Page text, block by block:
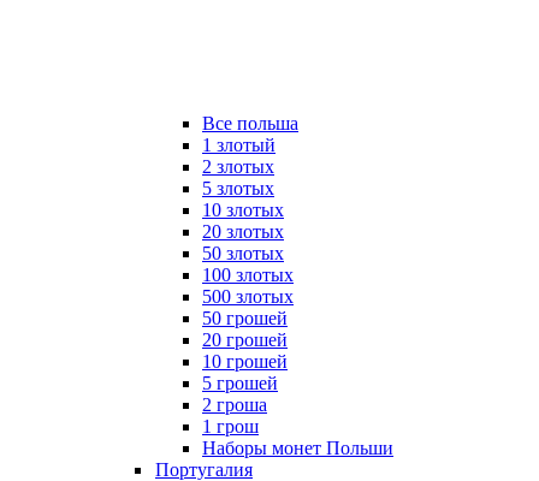
Все польша
1 злотый
2 злотых
5 злотых
10 злотых
20 злотых
50 злотых
100 злотых
500 злотых
50 грошей
20 грошей
10 грошей
5 грошей
2 гроша
1 грош
Наборы монет Польши
Португалия